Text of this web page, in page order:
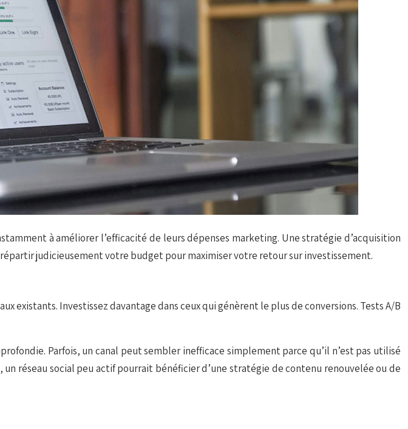
à améliorer l’efficacité de leurs dépenses marketing. Une stratégie d’acquisition
judicieusement votre budget pour maximiser votre retour sur investissement.
existants. Investissez davantage dans ceux qui génèrent le plus de conversions. Tests A/B
Parfois, un canal peut sembler inefficace simplement parce qu’il n’est pas utilisé
réseau social peu actif pourrait bénéficier d’une stratégie de contenu renouvelée ou de